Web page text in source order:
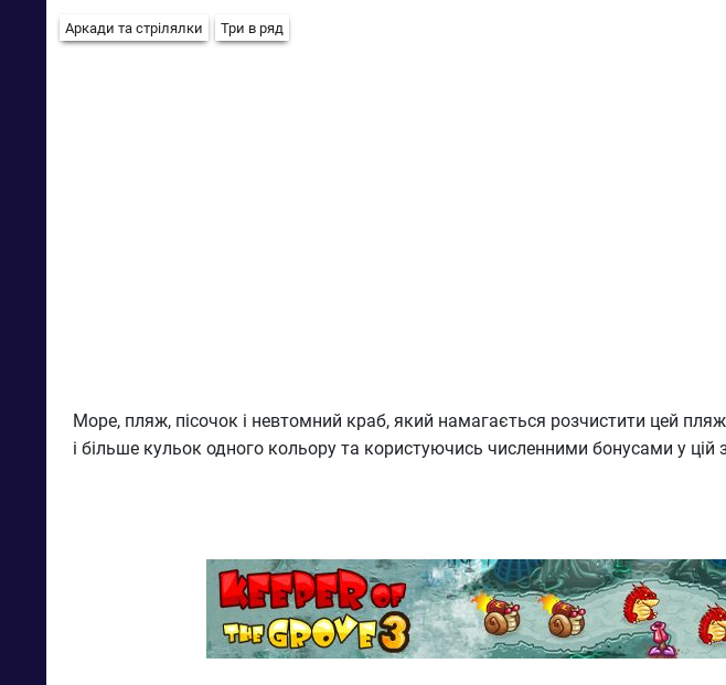
Аркади та стрілялки Три в ряд
Море, пляж, пісочок і невтомний краб, який намагається розчистити цей
і більше кульок одного кольору та користуючись численними бонусами у цій